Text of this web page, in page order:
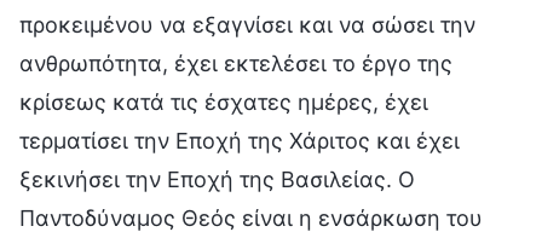
προκειμένου να εξαγνίσει και να σώσει την
ανθρωπότητα, έχει εκτελέσει το έργο της
κρίσεως κατά τις έσχατες ημέρες, έχει
τερματίσει την Εποχή της Χάριτος και έχει
ξεκινήσει την Εποχή της Βασιλείας. Ο
Παντοδύναμος Θεός είναι η ενσάρκωση του